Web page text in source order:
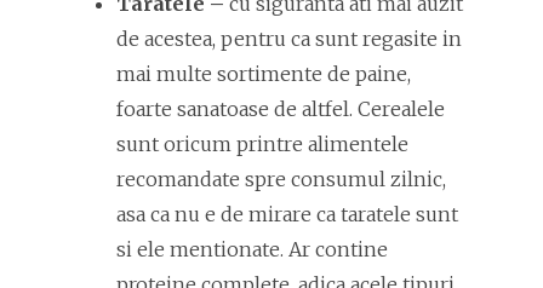
de acestea, pentru ca sunt regasite in
mai multe sortimente de paine,
foarte sanatoase de altfel. Cerealele
sunt oricum printre alimentele
recomandate spre consumul zilnic,
asa ca nu e de mirare ca taratele sunt
si ele mentionate. Ar contine